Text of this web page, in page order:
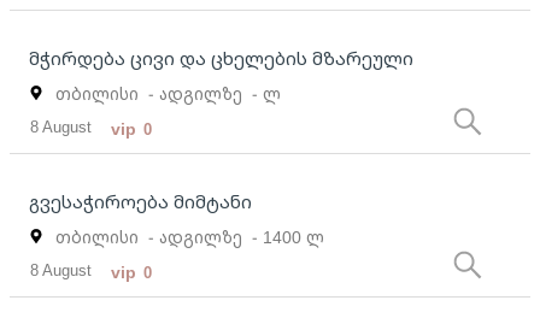
მჭირდება ცივი და ცხელების მზარეული
თბილისი - ადგილზე - ლ
8 August vip 0
გვესაჭიროება მიმტანი
თბილისი - ადგილზე - 1400 ლ
8 August vip 0